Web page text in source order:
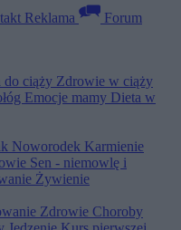
Reklama
Forum
do ciąży Zdrowie w ciąży
Emocje mamy Dieta w
Noworodek Karmienie
Sen - niemowlę i
Żywienie
Zdrowie Choroby